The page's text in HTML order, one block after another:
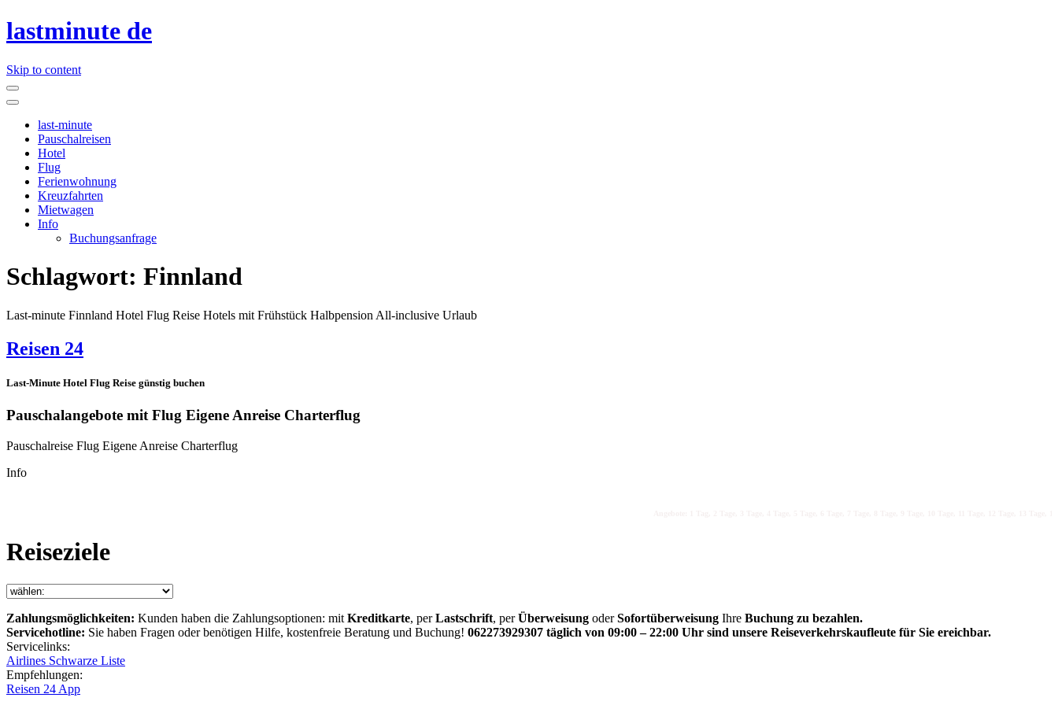
lastminute de
Skip to content
last-minute
Pauschalreisen
Hotel
Flug
Ferienwohnung
Kreuzfahrten
Mietwagen
Info
Buchungsanfrage
Schlagwort: Finnland
Last-minute Finnland Hotel Flug Reise Hotels mit Frühstück Halbpension All-inclusive Urlaub
Reisen 24
Last-Minute Hotel Flug Reise günstig buchen
Pauschalangebote mit Flug Eigene Anreise Charterflug
Pauschalreise Flug Eigene Anreise Charterflug
Info
Reiseziele
Zahlungsmöglichkeiten: Kunden haben die Zahlungsoptionen: mit Kreditkarte, perLastschrift, perÜberweisung oderSofortüberweisung Ihre Buchung zu bezahlen.
Servicehotline: Sie haben Fragen oder benötigen Hilfe, kostenfreie Beratung und Buchung! 062273929307 täglich von 09:00 – 22:00 Uhr sind unsere Reiseverkehrskaufleute für Sie ereichbar.
Servicelinks:
Airlines Schwarze Liste
Empfehlungen:
Reisen 24 App